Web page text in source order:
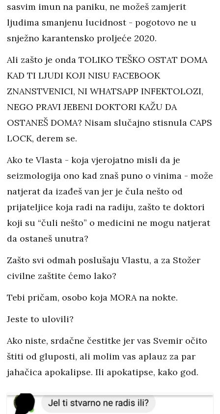
sasvim imun na paniku, ne možeš zamjerit
ljudima smanjenu lucidnost - pogotovo ne u
snježno karantensko proljeće 2020.
Ali zašto je onda TOLIKO TEŠKO OSTAT DOMA
KAD TI LJUDI KOJI NISU FACEBOOK
ZNANSTVENICI, NI WHATSAPP INFEKTOLOZI,
NEGO PRAVI JEBENI DOKTORI KAŽU DA
OSTANEŠ DOMA? Nisam slučajno stisnula CAPS
LOCK, derem se.
Ako te Vlasta - koja vjerojatno misli da je
seizmologija ono kad znaš puno o vinima - može
natjerat da izađeš van jer je čula nešto od
prijateljice koja radi na radiju, zašto te doktori
koji su “čuli nešto” o medicini ne mogu natjerat
da ostaneš unutra?
Zašto svi odmah poslušaju Vlastu, a za Stožer
civilne zaštite ćemo lako?
Tebi pričam, osobo koja MORA na nokte.
Jeste to ulovili?
Ako niste, srdačne čestitke jer vas Svemir očito
štiti od gluposti, ali molim vas aplauz za par
jahačica apokalipse. Ili apokatipse, kako god.